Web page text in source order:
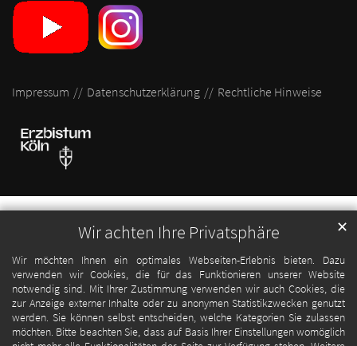
Wir achten Ihre Privatsphäre
Wir möchten Ihnen ein optimales Webseiten-Erlebnis bieten. Dazu
verwenden wir Cookies, die für das Funktionieren unserer Website
notwendig sind. Mit Ihrer Zustimmung verwenden wir auch Cookies, die
zur Anzeige externer Inhalte oder zu anonymen Statistikzwecken genutzt
werden. Sie können selbst entscheiden, welche Kategorien Sie zulassen
möchten. Bitte beachten Sie, dass auf Basis Ihrer Einstellungen womöglich
✕
Impressum Datenschutzerklärung Rechtliche Hinweise